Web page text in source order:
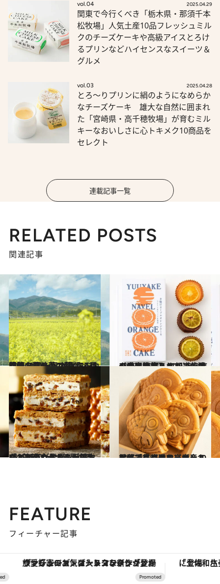
vol.04 2025.04.29
関東で今行くべき「栃木県・那須千本
松牧場」人気土産10品フレッシュミル
クのチーズケーキや高級アイスとろけ
るプリンなどハイセンスなスイーツ＆
グルメ
vol.03 2025.04.28
とろ～りプリンに絹のようになめらか
なチーズケーキ 雄大な自然に囲まれ
た「宮崎県・高千穂牧場」が育むミル
キーなおいしさに心トキメク10商品を
セレクト
連載記事一覧
RELATED POSTS
関連記事
2025.3.29
【岡山県 ～春の絶景・風物詩10選～】“ビタミンカラーの菜の花”が揺れる、秀峰・那岐山の麓／2025年版
旅＆お出かけ 2025.1.1
【中国地方】47都道府県の手土産リスト2025｜爽やかしっとりオレンジケーキは粒餡入り！《各地の逸品15選》
グルメ
2025.3.9
「あべのハルカス近鉄本店」で出合える心が浮立つかわいいクッキー缶や551蓬莱ファン必見の品など10点が登場
グルメ 2025.3.10
綿菓子に京あめ、ぼうろなど「京都タワーサンド」で見つけるビジュよし味よしの雅な京土産10品
グルメ
FEATURE
フィーチャー記事
ヴァシュロン・コンスタンタン「オーヴァーシーズ・オートマティック」。旅愛好家のお気に入りコレクションから、ジェンダーレスな新作が登場